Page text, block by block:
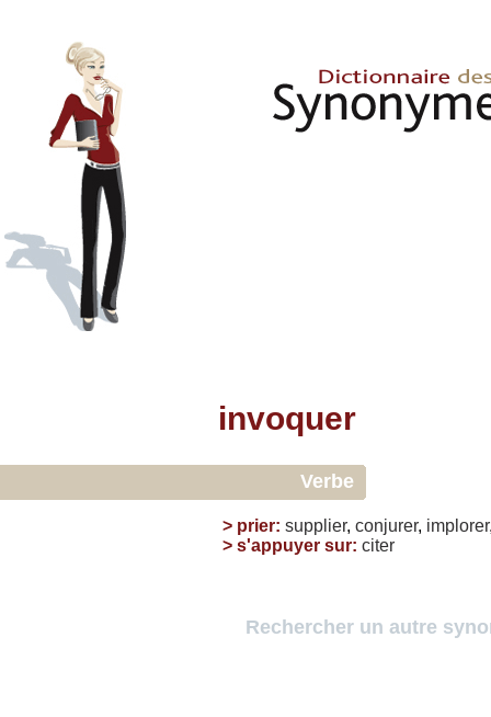
invoquer
Verbe
> prier: supplier, conjurer, implorer
> s'appuyer sur: citer
Rechercher un autre